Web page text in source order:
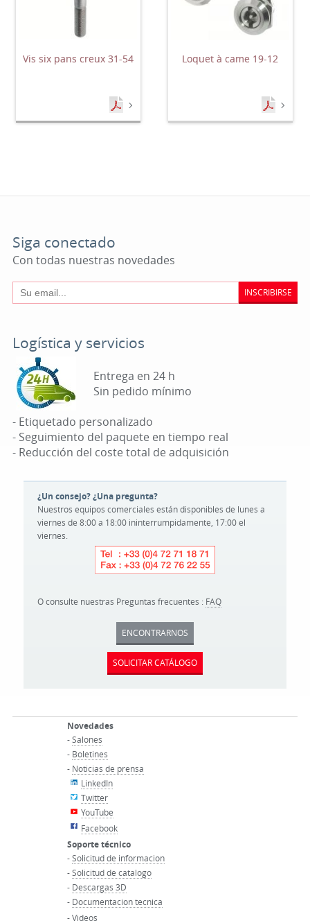
Vis six pans creux 31-54 Loquet à came 19-12
Siga conectado
Con todas nuestras novedades
INSCRIBIRSE
Logística y servicios
Entrega en 24 h
Sin pedido mínimo
- Etiquetado personalizado
- Seguimiento del paquete en tiempo real
- Reducción del coste total de adquisición
¿Un consejo? ¿Una pregunta?
Nuestros equipos comerciales están disponibles de lunes a
viernes de 8:00 a 18:00 ininterrumpidamente, 17:00 el
viernes.
O consulte nuestras Preguntas frecuentes : FAQ
ENCONTRARNOS
SOLICITAR CATÁLOGO
Novedades
-Salones
- Boletines
- Noticias de prensa
LinkedIn
Twitter
YouTube
Facebook
Soporte técnico
-Solicitud de informacion
-Solicitud de catalogo
- Descargas 3D
- Documentacion tecnica
-Videos